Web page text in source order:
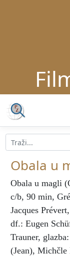
Obala u
Obala u magli
c/b, 90 min,
Jacques
df.: Eugen
Trauner,
(Jean),